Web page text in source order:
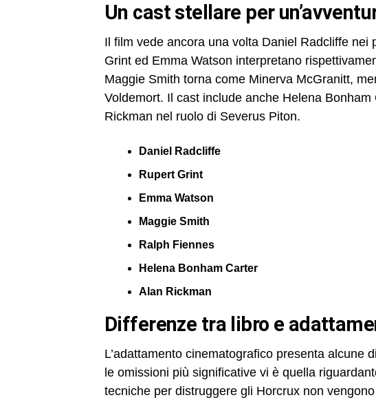
un cast stellare per
Il film vede ancora una volta Daniel Radcliffe
Grint ed Emma Watson interpretano
Maggie Smith torna come Minerva McGranitt,
Voldemort. Il cast include anche Helena
Rickman nel ruolo di Severus Piton.
Daniel Radcliffe
Rupert Grint
Emma Watson
Maggie Smith
Ralph Fiennes
Helena Bonham Carter
Alan Rickman
differenze tra libro e
L’adattamento cinematografico presenta alcune
le omissioni più significative vi è quella
tecniche per distruggere gli Horcrux non